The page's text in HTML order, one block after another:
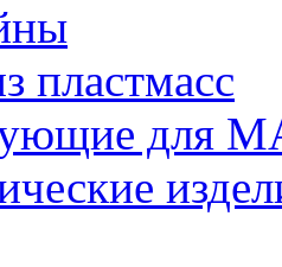
пластмасс
для